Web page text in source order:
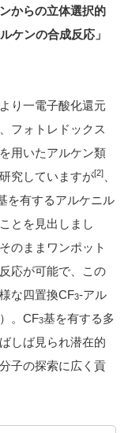
からの立体選択的
ケンの合成反応」
り一電子酸化還元
フォトレドックス
を用いたアルケン類
究していますが[2]
を有するアルケニル
とを見出しまし
のままワンポット
応が可能で、この
な四置換CF3-アル
。CF3基を有する多
しば見られ潜在的
子の探索に広く貢